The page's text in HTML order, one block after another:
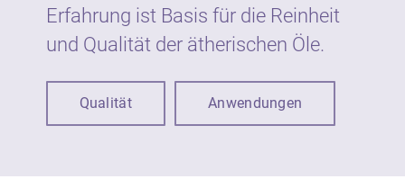
Erfahrung ist Basis für die Reinheit
und Qualität der ätherischen Öle.
Qualität Anwendungen